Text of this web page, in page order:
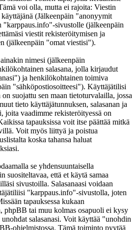
voi olla, mutta ei rajoita: Viestin
(Jälkeenpäin "anonyymit
sivustolle (jälkeenpäin
viestit rekisteröitymisen ja
(jälkeenpäin "omat viestisi").
nimesi (jälkeenpäin
salasana, jolla kirjaudut
ja henkilökohtainen toimiva
"sähköpostiosoitteesi"). Käyttäjätilisi
suojattu sen maan tietoturvalailla, jossa
tieto käyttäjätunnuksen, salasanan ja
joita vaadimme rekisteröityessä on
tapauksissa voit itse päättää mitkä
Voit myös liittyä ja poistua
koska tahansa haluat
se yhdensuuntaisella
suositeltavaa, että et käytä samaa
sivustoilla. Salasanaasi voidaan
"karppaus.info"-sivustolla, joten
tapauksessa kukaan
phpBB tai muu kolmas osapuoli ei kysy
salasanasi. Voit käyttää "unohdin
ohjelmistossa. Tämä toiminto pyytää